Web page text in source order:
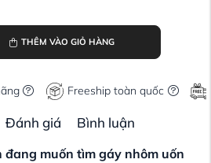
THÊM VÀO GIỎ HÀNG
Freeship toàn quốc
Đánh giá Bình luận
đang muốn tìm gáy nhôm uốn